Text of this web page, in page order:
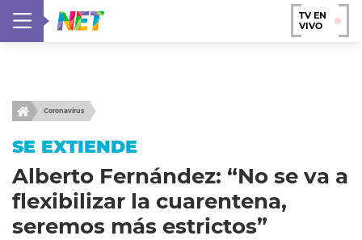
TV EN
VIVO
Coronavirus
SE EXTIENDE
Alberto Fernández: “No se va a
flexibilizar la cuarentena,
seremos más estrictos”